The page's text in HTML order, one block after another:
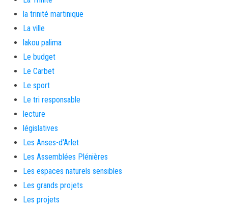
la trinité martinique
La ville
lakou palima
Le budget
Le Carbet
Le sport
Le tri responsable
lecture
législatives
Les Anses-d'Arlet
Les Assemblées Plénières
Les espaces naturels sensibles
Les grands projets
Les projets